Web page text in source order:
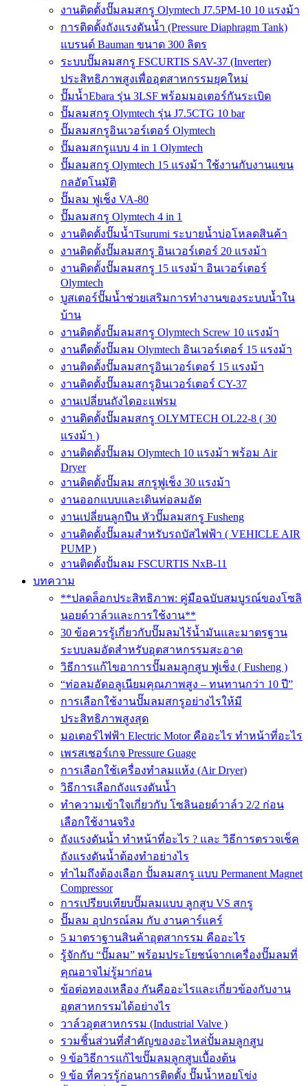
งานติดตั้งปั๊มลมสกรู Olymtech J7.5PM-10 10 แรงม้า
การติดตั้งถังแรงดันน้ำ (Pressure Diaphragm Tank)
แบรนด์ Bauman ขนาด 300 ลิตร
ระบบปั๊มลมสกรู FSCURTIS SAV-37 (Inverter)
ประสิทธิภาพสูงเพื่ออุตสาหกรรมยุคใหม่
ปั๊มน้ำEbara รุ่น 3LSF พร้อมมอเตอร์กันระเบิด
ปั๊มลมสกรู Olymtech รุ่น J7.5CTG 10 bar
ปั๊มลมสกรูอินเวอร์เตอร์ Olymtech
ปั๊มลมสกรูแบบ 4 in 1 Olymtech
ปั๊มลมสกรู Olymtech 15 แรงม้า ใช้งานกับงานแขน
กลอัตโนมัติ
ปั๊มลม ฟูเช็ง VA-80
ปั๊มลมสกรู Olymtech 4 in 1
งานติดตั้งปั๊มน้ำTsurumi ระบายน้ำบ่อโหลดสินค้า
งานติดตั้งปั๊มลมสกรู อินเวอร์เตอร์ 20 แรงม้า
งานติดตั้งปั๊มลมสกรู 15 แรงม้า อินเวอร์เตอร์
Olymtech
บูสเตอร์ปั๊มน้ำช่วยเสริมการทำงานของระบบน้ำใน
บ้าน
งานติดตั้งปั๊มลมสกรู Olymtech Screw 10 แรงม้า
งานตืดตั้งปั๊มลม Olymtech อินเวอร์เตอร์ 15 แรงม้า
งานติดตั้งปั๊มลมสกรูอินเวอร์เตอร์ 15 แรงม้า
งานติดตั้งปั๊มลมสกรูอินเวอร์เตอร์ CY-37
งานเปลี่ยนถังไดอะแฟรม
งานติดตั้งปั๊มลมสกรู OLYMTECH OL22-8 ( 30
แรงม้า )
งานติดตั้งปั๊มลม Olymtech 10 แรงม้า พร้อม Air
Dryer
งานติดตั้งปั๊มลม สกรูฟูเช็ง 30 แรงม้า
งานออกแบบและเดินท่อลมอัด
งานเปลี่ยนลูกปืน หัวปั๊มลมสกรู Fusheng
งานติดตั้งปั๊มลมสำหรับรถบัสไฟฟ้า ( VEHICLE AIR
PUMP )
งานติดตั้งปั้มลม FSCURTIS NxB-11
บทความ
**ปลดล็อกประสิทธิภาพ: คู่มือฉบับสมบูรณ์ของโซลิ
นอยด์วาล์วและการใช้งาน**
30 ข้อควรรู้เกี่ยวกับปั๊มลมไร้น้ำมันและมาตรฐาน
ระบบลมอัดสำหรับอุตสาหกรรมสะอาด
วิธีการแก้ไขอาการปั๊มลมลูกสูบ ฟูเช็ง ( Fusheng )
“ท่อลมอัดอลูเนียมคุณภาพสูง – ทนทานกว่า 10 ปี”
การเลือกใช้งานปั๊มลมสกรูอย่างไรให้มี
ประสิทธิภาพสูงสุด
มอเตอร์ไฟฟ้า Electric Motor คืออะไร ทำหน้าที่อะไร
เพรสเชอร์เกจ Pressure Guage
การเลือกใช้เครื่องทำลมแห้ง (Air Dryer)
วิธีการเลือกถังแรงดันน้ำ
ทำความเข้าใจเกี่ยวกับ โซลินอยด์วาล์ว 2/2 ก่อน
เลือกใช้งานจริง
ถังแรงดันน้ำ ทำหน้าที่อะไร ? และ วิธีการตรวจเช็ค
ถังแรงดันน้ำต้องทำอย่างไร
ทำไมถึงต้องเลือก ปั้มลมสกรู แบบ Permanent Magnet
Compressor
การเปรียบเทียบปั๊มลมแบบ ลูกสูบ VS สกรู
ปั๊มลม อุปกรณ์ลม กับ งานคาร์แคร์
5 มาตราฐานสินค้าอุตสากรรม คืออะไร
รู้จักกับ “ปั๊มลม” พร้อมประโยชน์จากเครื่องปั๊มลมที่
คุณอาจไม่รู้มาก่อน
ข้อต่อทองเหลือง กันคืออะไรและเกี่ยวข้องกับงาน
อุตสาหกรรมได้อย่างไร
วาล์วอุตสาหกรรม (Industrial Valve )
รวมชิ้นส่วนที่สำคัญของอะไหล่ปั้มลมลูกสูบ
9 ข้อวิธีการแก้ไขปั๊มลมลูกสูบเบื้องต้น
9 ข้อ ที่ควรรู้ก่อนการติดตั้ง ปั๊มน้ำหอยโข่ง